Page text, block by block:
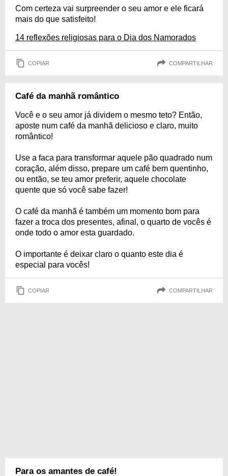
Com certeza vai surpreender o seu amor e ele ficará
mais do que satisfeito!
14 reflexões religiosas para o Dia dos Namorados
COPIAR COMPARTILHAR
Café da manhã romântico
Você e o seu amor já dividem o mesmo teto? Então,
aposte num café da manhã delicioso e claro, muito
romântico!
Use a faca para transformar aquele pão quadrado num
coração, além disso, prepare um café bem quentinho,
ou então, se teu amor preferir, aquele chocolate
quente que só você sabe fazer!
O café da manhã é também um momento bom para
fazer a troca dos presentes, afinal, o quarto de vocês é
onde todo o amor esta guardado.
O importante é deixar claro o quanto este dia é
especial para vocês!
COPIAR COMPARTILHAR
Para os amantes de café!